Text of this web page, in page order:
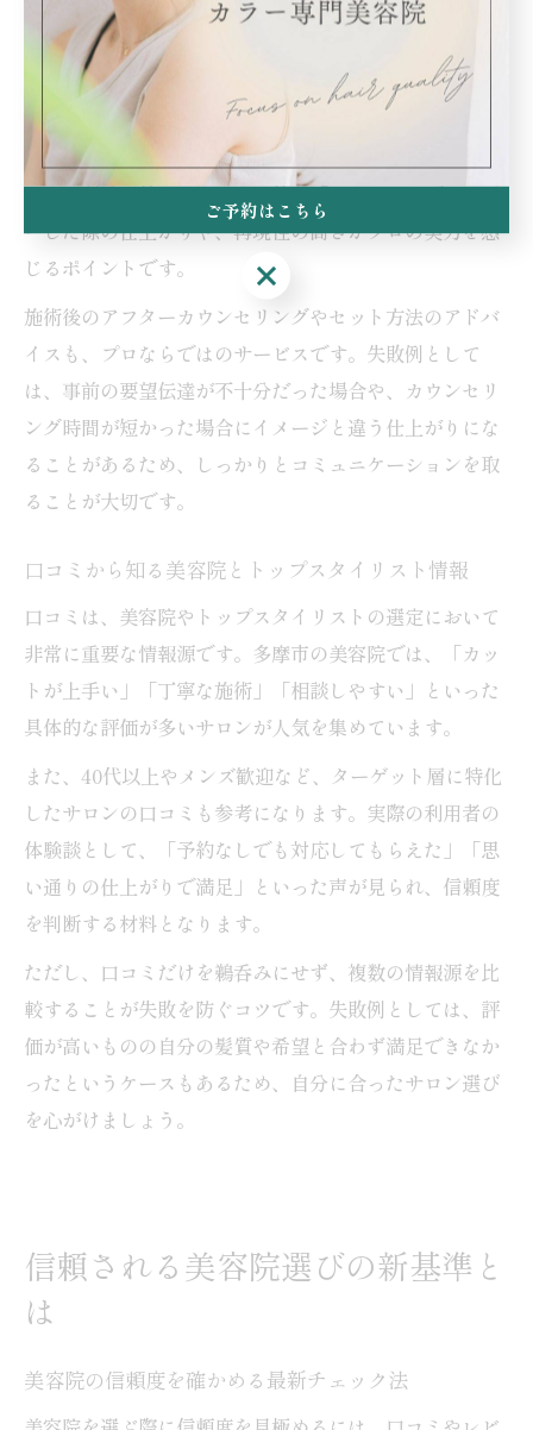
ます。
多摩市の美容院では、カット・カラー・パーマといった
メニューの組み合わせ提案や、髪質改善トリートメント
を同時に受けられるサロンも多く、プロの技術を実感し
やすい環境が整っています。特に「おまかせ」でオーダ
ーした際の仕上がりや、再現性の高さがプロの実力を感
じるポイントです。
施術後のアフターカウンセリングやセット方法のアドバ
イスも、プロならではのサービスです。失敗例として
は、事前の要望伝達が不十分だった場合や、カウンセリ
ング時間が短かった場合にイメージと違う仕上がりにな
ることがあるため、しっかりとコミュニケーションを取
ることが大切です。
口コミから知る美容院とトップスタイリスト情報
口コミは、美容院やトップスタイリストの選定において
非常に重要な情報源です。多摩市の美容院では、「カッ
トが上手い」「丁寧な施術」「相談しやすい」といった
具体的な評価が多いサロンが人気を集めています。
また、40代以上やメンズ歓迎など、ターゲット層に特化
したサロンの口コミも参考になります。実際の利用者の
体験談として、「予約なしでも対応してもらえた」「思
い通りの仕上がりで満足」といった声が見られ、信頼度
を判断する材料となります。
ただし、口コミだけを鵜呑みにせず、複数の情報源を比
較することが失敗を防ぐコツです。失敗例としては、評
価が高いものの自分の髪質や希望と合わず満足できなか
ったというケースもあるため、自分に合ったサロン選び
を心がけましょう。
信頼される美容院選びの新基準と
は
美容院の信頼度を確かめる最新チェック法
ご予約はこちら
ご予約はこちら